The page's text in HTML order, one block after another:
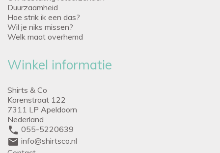
Duurzaamheid
Hoe strik ik een das?
Wil je niks missen?
Welk maat overhemd
Winkel informatie
Shirts & Co
Korenstraat 122
7311 LP Apeldoorn
Nederland
phone 055-5220639
mail info@shirtsco.nl